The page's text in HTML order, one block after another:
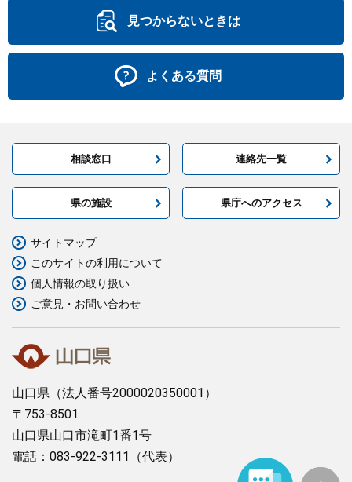
見つからないときは
よくある質問
相談窓口 連絡先一覧
県の施設 県庁へのアクセス
山口県 （法人番号2000020350001）
〒753-8501
山口県山口市滝町1番1号
電話：083-922-3111（代表）
サイトマップ
このサイトの利用について
個人情報の取り扱い
ご意見・お問い合わせ